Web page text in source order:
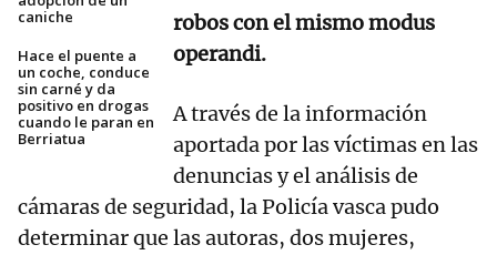
caniche
Hace el puente a
un coche, conduce
sin carné y da
positivo en drogas
cuando le paran en
Berriatua
robos con el mismo modus
operandi.
A través de la información
aportada por las víctimas en las
denuncias y el análisis de
cámaras de seguridad, la Policía vasca pudo
determinar que las autoras, dos mujeres,